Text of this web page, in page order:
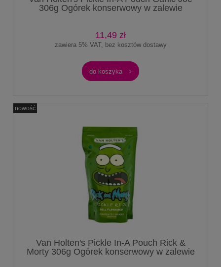
306g Ogórek konserwowy w zalewie
11,49 zł
zawiera 5% VAT, bez kosztów dostawy
do koszyka
Van Holten's Pickle In-A Pouch Rick &
Morty 306g Ogórek konserwowy w zalewie
nowość